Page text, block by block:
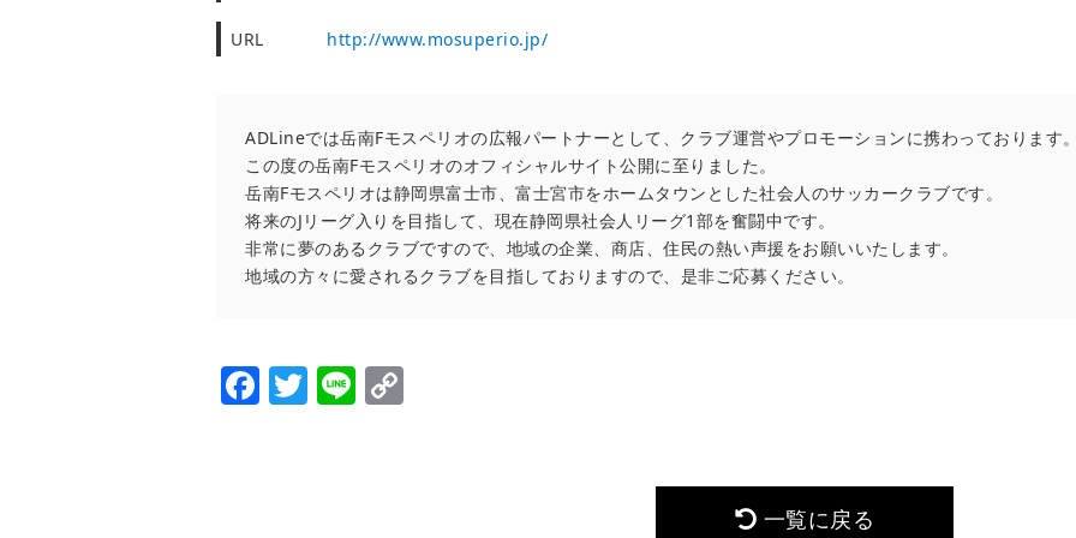
URL http://www.mosuperio.jp/
ADLineでは岳南Fモスペリオの広報パートナーとして、クラブ運営やプロモーションに携わっております
この度の岳南Fモスペリオのオフィシャルサイト公開に至りました。
岳南Fモスペリオは静岡県富士市、富士宮市をホームタウンとした社会人のサッカークラブです。
将来のJリーグ入りを目指して、現在静岡県社会人リーグ1部を奮闘中です。
非常に夢のあるクラブですので、地域の企業、商店、住民の熱い声援をお願いいたします。
地域の方々に愛されるクラブを目指しておりますので、是非ご応募ください。
Facebook
Twitter
Line
一覧に戻る